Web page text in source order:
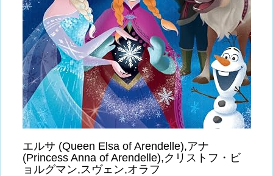
エルサ (Queen Elsa of Arendelle),アナ
(Princess Anna of Arendelle),クリストフ・ビ
ョルグマン,スヴェン,オラフ